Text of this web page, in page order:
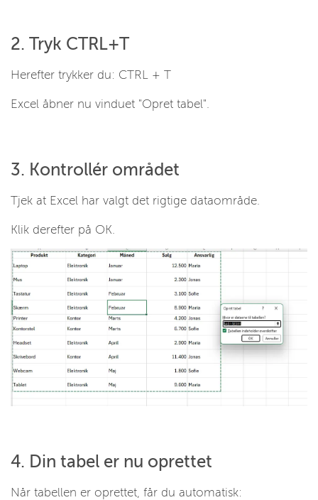
2. Tryk CTRL+T
Herefter trykker du: CTRL + T
Excel åbner nu vinduet "Opret tabel".
3. Kontrollér området
Tjek at Excel har valgt det rigtige dataområde.
Klik derefter på OK.
4. Din tabel er nu oprettet
Når tabellen er oprettet, får du automatisk: